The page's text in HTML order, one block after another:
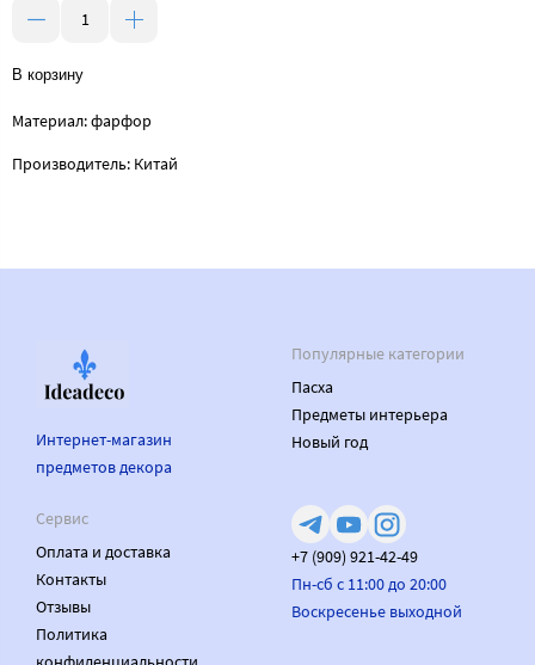
В корзину
Материал: фарфор
Производитель: Китай
Интернет-магазин
предметов декора
Популярные категории
Пасха
Предметы интерьера
Новый год
Сервис
Оплата и доставка
Контакты
Отзывы
Политика
+7 (909) 921-42-49
Пн-сб с 11:00 до 20:00
Воскресенье выходной